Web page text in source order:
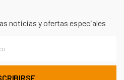
noticias y ofertas especiales